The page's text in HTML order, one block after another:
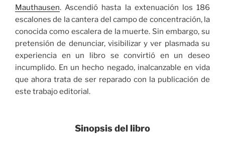
Mauthausen. Ascendió hasta la extenuación los 186
escalones de la cantera del campo de concentración, la
conocida como escalera de la muerte. Sin embargo, su
pretensión de denunciar, visibilizar y ver plasmada su
experiencia en un libro se convirtió en un deseo
incumplido. En un hecho negado, inalcanzable en vida
que ahora trata de ser reparado con la publicación de
este trabajo editorial.
Sinopsis del libro